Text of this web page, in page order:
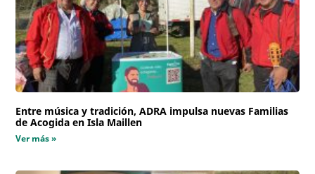
Entre música y tradición, ADRA impulsa nuevas Familias
de Acogida en Isla Maillen
Ver más »